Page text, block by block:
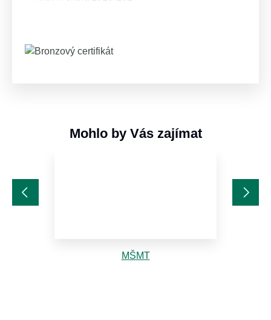
Mohlo by Vás zajímat
MŠMT